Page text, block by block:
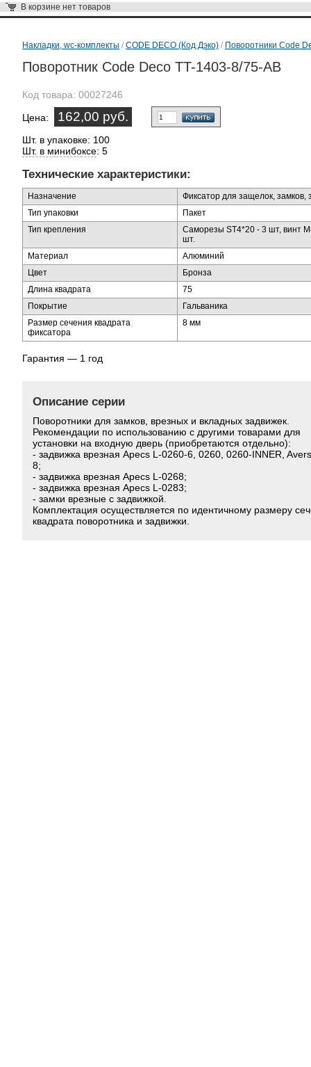
В корзине нет товаров
Накладки, wc-комплекты / CODE DECO (Код Дэко) / Поворотники Code
Поворотник Code Deco TT-1403-8/75-AB
Код товара: 00027246
Цена: 162,00 руб.
Шт. в упаковке: 100
Шт. в минибоксе: 5
Технические характеристики:
Назначение
Фиксатор для защелок, замков,
Тип упаковки
Пакет
Тип крепления
Саморезы ST4*20 - 3 шт, винт
шт.
Материал
Алюминий
Цвет
Бронза
Длина квадрата
75
Покрытие
Гальваника
Размер сечения квадрата
фиксатора
8 мм
Гарантия — 1 год
Описание серии
Поворотники для замков, врезных и вкладных задвижек.
Рекомендации по использованию с другими товарами для
установки на входную дверь (приобретаются отдельно):
- задвижка врезная Apecs L-0260-6, 0260, 0260-INNER,
8;
- задвижка врезная Apecs L-0268;
- задвижка врезная Apecs L-0283;
- замки врезные с задвижкой.
Комплектация осуществляется по идентичному размеру
квадрата поворотника и задвижки.